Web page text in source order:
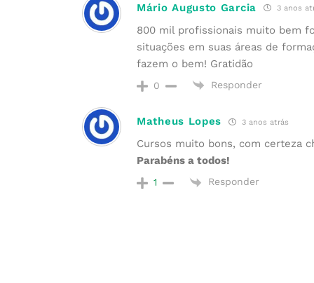
Mário Augusto Garcia 3 anos
800 mil profissionais muito bem
situações em suas áreas de
fazem o bem! Gratidão
0 Responder
Matheus Lopes 3 anos atrás
Cursos muito bons, com certeza
Parabéns a todos!
1 Responder